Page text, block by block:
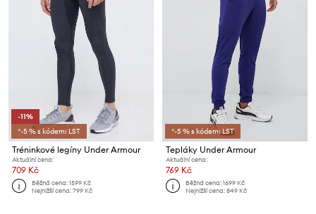
-11%
*-5 % s kódem: LST
Tréninkové legíny Under Armour
Aktuální cena:
709 Kč
Běžná cena:1599 Kč
Nejnižší cena:799 Kč
*-5 % s kódem: LST
Tepláky Under Armour
Aktuální cena:
769 Kč
Běžná cena:1699 Kč
Nejnižší cena:849 Kč